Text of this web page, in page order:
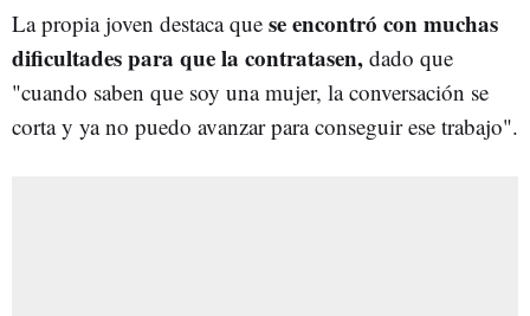
La propia joven destaca que se encontró con muchas
dificultades para que la contratasen, dado que
"cuando saben que soy una mujer, la conversación se
corta y ya no puedo avanzar para conseguir ese trabajo".